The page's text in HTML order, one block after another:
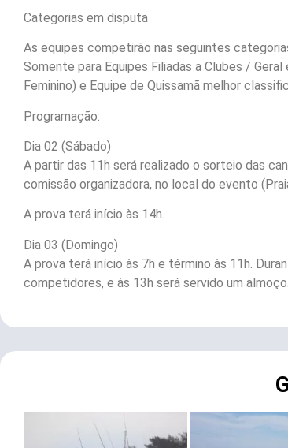
Categorias em disputa
As equipes competirão nas seguintes
Somente para Equipes Filiadas a Clubes /
Feminino) e Equipe de Quissamã melhor
Programação:
Dia 02 (Sábado)
A partir das 11h será realizado o sorteio das
comissão organizadora, no local do evento
A prova terá início às 14h.
Dia 03 (Domingo)
A prova terá início às 7h e término às 11h.
competidores, e às 13h será servido um almoço.